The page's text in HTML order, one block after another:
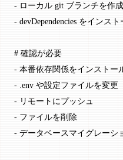
- ローカル git ブランチを作成
- devDependencies をインスト
# 確認が必要
- 本番依存関係をインストー
- .env や設定ファイルを変更
- リモートにプッシュ
- ファイルを削除
- データベースマイグレーシ